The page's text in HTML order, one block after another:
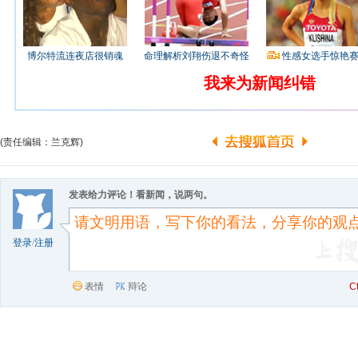
博尔特流连夜店很销魂 命理解析刘翔伤退不奇怪 性感女选手惊艳
我来为新闻纠错
(责任编辑：兰克辉)
登录/注册
发表给力评论！看新闻，说两句。
表情 辩论